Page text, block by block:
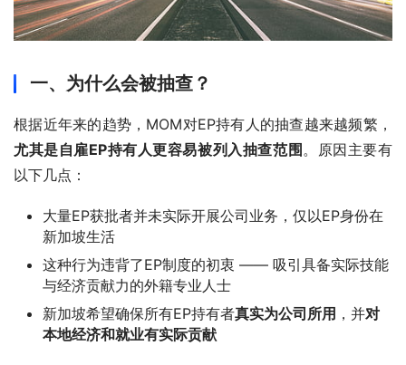
一、为什么会被抽查？
根据近年来的趋势，MOM对EP持有人的抽查越来越频繁，
尤其是自雇EP持有人更容易被列入抽查范围。原因主要有
以下几点：
大量EP获批者并未实际开展公司业务，仅以EP身份在
新加坡生活
这种行为违背了EP制度的初衷 —— 吸引具备实际技能
与经济贡献力的外籍专业人士
新加坡希望确保所有EP持有者真实为公司所用 ，并对
本地经济和就业有实际贡献